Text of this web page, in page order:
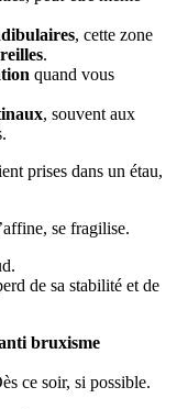
, cette zone
.
quand vous
, souvent aux
prises dans un étau,
se fragilise.
de sa stabilité et de
bruxisme
ce soir, si possible.